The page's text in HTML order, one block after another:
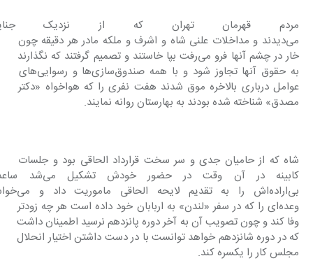
مردم قهرمان تهران که از نزدیک
می‌دیدند و مداخلات علنی شاه و اشرف و ملکه مادر هر دقیقه چون
خار در چشم آنها فرو می‌رفت بپا خاستند و تصمیم گرفتند که نگذارند
به حقوق آنها تجاوز شود و با همه صندوق‌سازی‌ها و رسوایی‌های
عوامل درباری بالاخره موق شدند هفت نفری را که هواخواه «دکتر
مصدق» شناخته شده بودند به بهارستان روانه نمایند.
شاه که از حامیان جدی و سر سخت قرارداد الحاقی بود و جلسات
کابینه در آن وقت در
بی‌اراده‌اش را به تقدیم
وعده‌ای را که در سفر «لندن» به اربابان خود داده است هر چه زود‌تر
وفا کند و چون تصویب آن به آخر دوره پانزدهم نرسید اطمینان داشت
که در دوره شانزدهم خواهد توانست با در دست داشتن اختیار انحلال
مجلس کار را یکسره کند.